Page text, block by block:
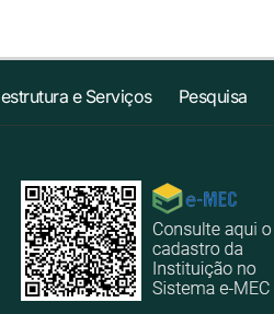
e Serviços Pesquisa